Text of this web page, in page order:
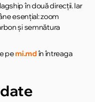
în două direcții. Iar
esențial: zoom
și semnătura
pemi.mdîn întreaga